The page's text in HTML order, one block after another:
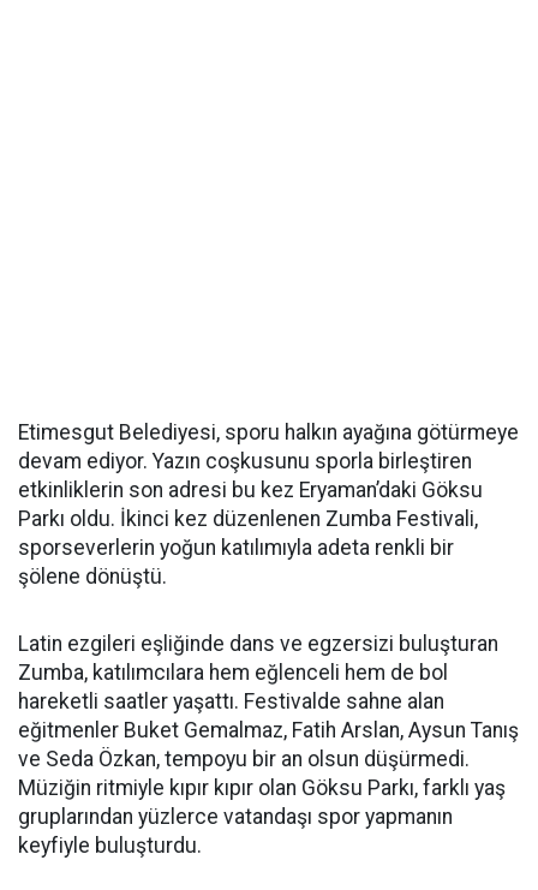
Etimesgut Belediyesi, sporu halkın ayağına götürmeye
devam ediyor. Yazın coşkusunu sporla birleştiren
etkinliklerin son adresi bu kez Eryaman’daki Göksu
Parkı oldu. İkinci kez düzenlenen Zumba Festivali,
sporseverlerin yoğun katılımıyla adeta renkli bir
şölene dönüştü.
Latin ezgileri eşliğinde dans ve egzersizi buluşturan
Zumba, katılımcılara hem eğlenceli hem de bol
hareketli saatler yaşattı. Festivalde sahne alan
eğitmenler Buket Gemalmaz, Fatih Arslan, Aysun Tanış
ve Seda Özkan, tempoyu bir an olsun düşürmedi.
Müziğin ritmiyle kıpır kıpır olan Göksu Parkı, farklı yaş
gruplarından yüzlerce vatandaşı spor yapmanın
keyfiyle buluşturdu.